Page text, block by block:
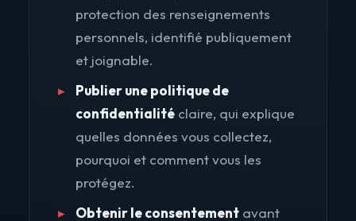
protection des renseignements
personnels, identifié publiquement
et joignable.
Publier une politique de
confidentialitéclaire, qui explique
quelles données vous collectez,
pourquoi et comment vous les
protégez.
Obtenir le consentementavant